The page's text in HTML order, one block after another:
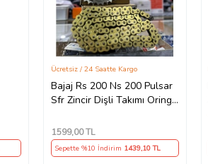
Bajaj Rs 200 Ns 200 Pulsar
Sfr Zincir Dişli Takımı Oringli
Bakla Supermto
Ücretsiz / 24 Saatte Kargo
1599,00 TL
Sepette %10 İndirim 1439,10 TL